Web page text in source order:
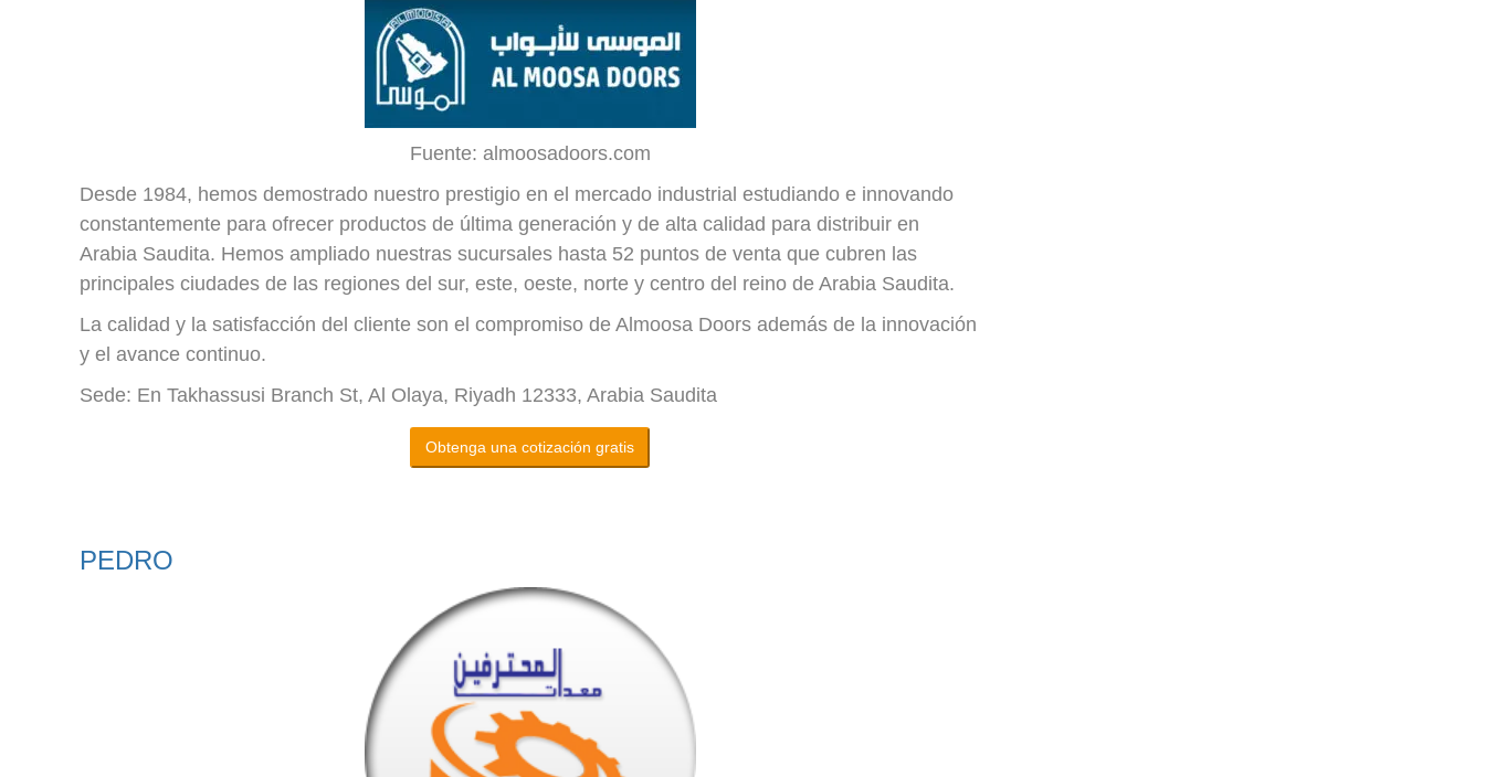
Fuente: almoosadoors.com
Desde 1984, hemos demostrado nuestro prestigio en el mercado industrial estudiando e innovando
constantemente para ofrecer productos de última generación y de alta calidad para distribuir en
Arabia Saudita. Hemos ampliado nuestras sucursales hasta 52 puntos de venta que cubren las
principales ciudades de las regiones del sur, este, oeste, norte y centro del reino de Arabia Saudita.
La calidad y la satisfacción del cliente son el compromiso de Almoosa Doors además de la innovación
y el avance continuo.
Sede: En Takhassusi Branch St, Al Olaya, Riyadh 12333, Arabia Saudita
Obtenga una cotización gratis
PEDRO